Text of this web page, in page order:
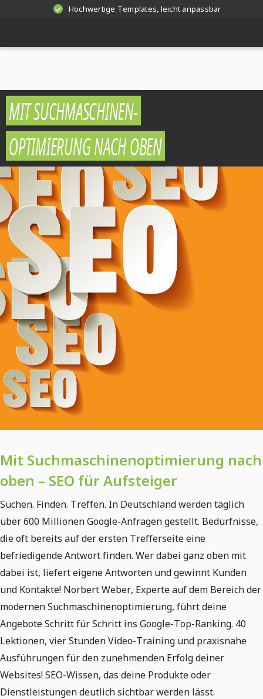
Hochwertige Templates, leicht anpassbar
MIT SUCHMASCHINEN-
OPTIMIERUNG NACH OBEN
Mit Suchmaschinenoptimierung nach
oben – SEO für Aufsteiger
Suchen. Finden. Treffen. In Deutschland werden täglich
über 600 Millionen Google-Anfragen gestellt. Bedürfnisse,
die oft bereits auf der ersten Trefferseite eine
befriedigende Antwort finden. Wer dabei ganz oben mit
dabei ist, liefert eigene Antworten und gewinnt Kunden
und Kontakte! Norbert Weber, Experte auf dem Bereich der
modernen Suchmaschinenoptimierung, führt deine
Angebote Schritt für Schritt ins Google-Top-Ranking. 40
Lektionen, vier Stunden Video-Training und praxisnahe
Ausführungen für den zunehmenden Erfolg deiner
Websites! SEO-Wissen, das deine Produkte oder
Dienstleistungen deutlich sichtbar werden lässt.